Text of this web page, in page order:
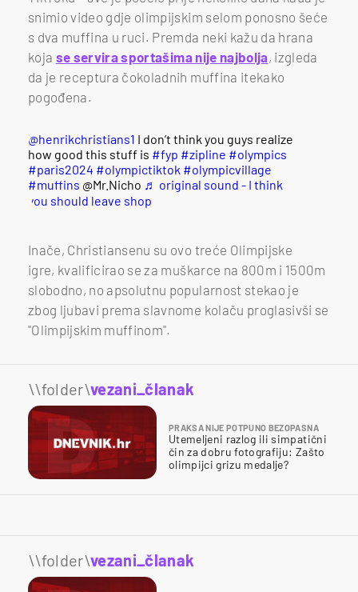
snimio video gdje olimpijskim selom ponosno šeće
s dva muffina u ruci. Premda neki kažu da hrana
koja se servira sportašima nije najbolja, izgleda
da je receptura čokoladnih muffina itekako
pogođena.
@henrikchristians1 I don’t think you guys realize
how good this stuff is #fyp #zipline #olympics
#paris2024 #olympictiktok #olympicvillage
#muffins @Mr.Nicho ♬ original sound - I think
you should leave shop
Inače, Christiansenu su ovo treće Olimpijske
igre, kvalificirao se za muškarce na 800m i 1500m
slobodno, no apsolutnu popularnost stekao je
zbog ljubavi prema slavnome kolaču proglasivši se
"Olimpijskim muffinom".
\\folder\vezani_članak
PRAKSA NIJE POTPUNO BEZOPASNA
Utemeljeni razlog ili simpatični
čin za dobru fotografiju: Zašto
olimpijci grizu medalje?
\\folder\vezani_članak